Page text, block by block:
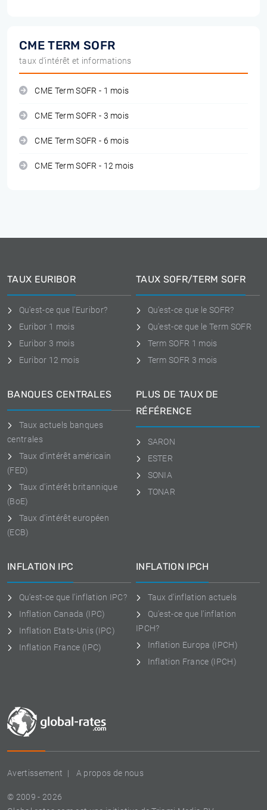
CME TERM SOFR
taux d'intérêt et informations
CME Term SOFR - 1 mois
CME Term SOFR - 3 mois
CME Term SOFR - 6 mois
CME Term SOFR - 12 mois
Avertissement A propos de nous
© 2009 - 2026
TAUX EURIBOR
Qu'est-ce que l'Euribor?
Euribor 1 mois
Euribor 3 mois
Euribor 12 mois
TAUX SOFR/TERM SOFR
Qu'est-ce que le SOFR?
Qu'est-ce que le Term SOFR
Term SOFR 1 mois
Term SOFR 3 mois
BANQUES CENTRALES
Taux actuels banques
centrales
Taux d'intérêt américain
(FED)
Taux d'intérêt britannique
(BoE)
Taux d'intérêt européen
(ECB)
PLUS DE TAUX DE
RÉFÉRENCE
SARON
ESTER
SONIA
TONAR
INFLATION IPC
Qu'est-ce que l'inflation IPC?
Inflation Canada (IPC)
Inflation Etats-Unis (IPC)
Inflation France (IPC)
INFLATION IPCH
Taux d'inflation actuels
Qu'est-ce que l'inflation
IPCH?
Inflation Europa (IPCH)
Inflation France (IPCH)